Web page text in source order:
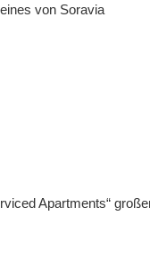
von Soravia
Apartments“